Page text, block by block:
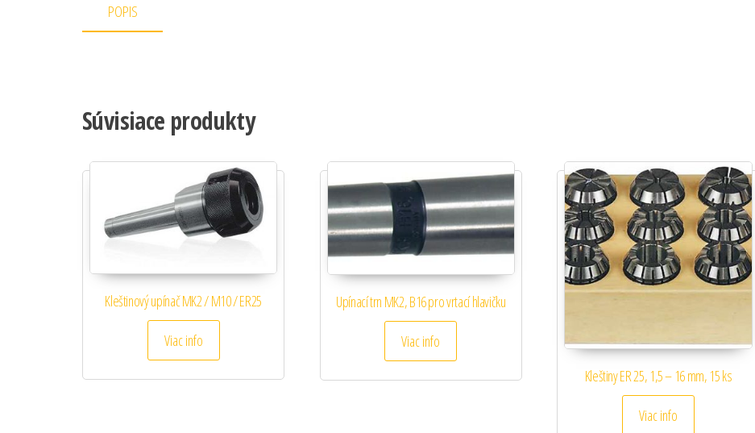
POPIS
Súvisiace produkty
Kleštinový upínač MK2 / M10 / ER25
Viac info
Upínací trn MK2, B16 pro vrtací hlavičku
Viac info
Kleštiny ER 25, 1,5 – 16 mm, 15 ks
Viac info